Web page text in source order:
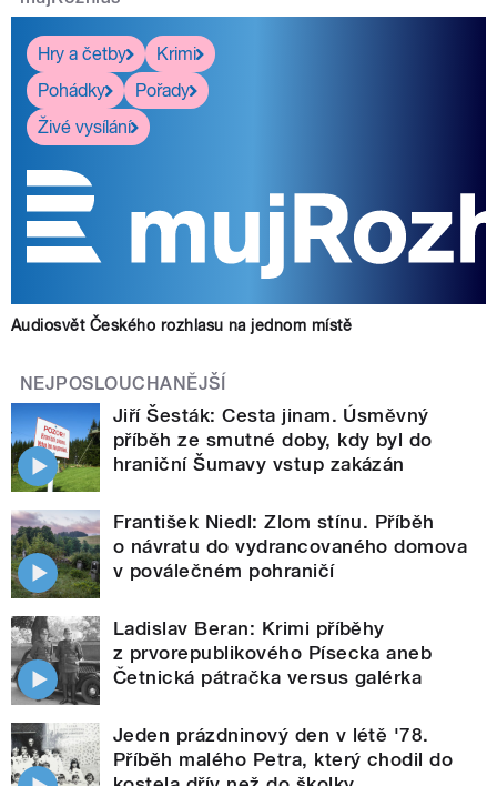
Hry a četby
Krimi
Pohádky
Pořady
Živé vysílání
Audiosvět Českého rozhlasu na jednom místě
NEJPOSLOUCHANĚJŠÍ
Jiří Šesták: Cesta jinam. Úsměvný
příběh ze smutné doby, kdy byl do
hraniční Šumavy vstup zakázán
František Niedl: Zlom stínu. Příběh
o návratu do vydrancovaného domova
v poválečném pohraničí
Ladislav Beran: Krimi příběhy
z prvorepublikového Písecka aneb
Četnická pátračka versus galérka
Jeden prázdninový den v létě '78.
Příběh malého Petra, který chodil do